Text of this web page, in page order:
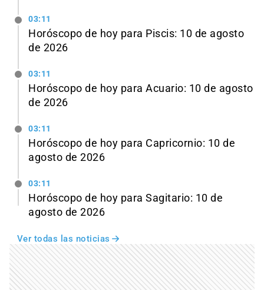
03:11
Horóscopo de hoy para Piscis: 10 de agosto
de 2026
03:11
Horóscopo de hoy para Acuario: 10 de agosto
de 2026
03:11
Horóscopo de hoy para Capricornio: 10 de
agosto de 2026
03:11
Horóscopo de hoy para Sagitario: 10 de
agosto de 2026
Ver todas las noticias